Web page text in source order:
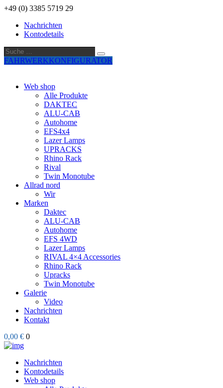
+49 (0) 3385 5719 29
Nachrichten
Kontodetails
Suche
…
Suche
FAHRWERKKONFIGURATOR
Web shop
Alle Produkte
DAKTEC
ALU-CAB
Autohome
EFS4x4
Lazer Lamps
UPRACKS
Rhino Rack
Rival
Twin Monotube
Allrad nord
Wir
Marken
Daktec
ALU-CAB
Autohome
EFS 4WD
Lazer Lamps
RIVAL 4×4 Accessories
Rhino Rack
Upracks
Twin Monotube
Galerie
Video
Nachrichten
Kontakt
0,00 € 0
Nachrichten
Kontodetails
Web shop